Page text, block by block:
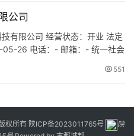
牙及…
公司
有限公司 经营状态：开业 法定
26 电话：- 邮箱：- 统一社会
2单元20层22051室 网址：- 经
551
权所有 陕ICP备2023011765号
陕